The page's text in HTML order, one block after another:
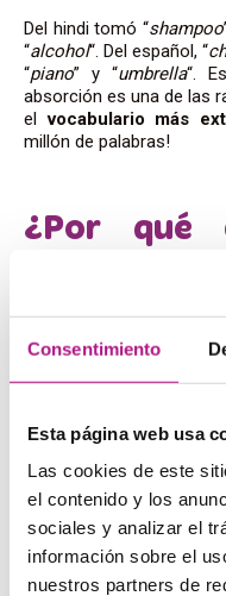
Consentimiento
Esta página web usa
Las cookies de este
el contenido y los
sociales y analizar el
información sobre el
nuestros partners de
Del hindi tomó “shampoo
“alcohol“. Del español, “
“piano” y “umbrella“.
absorción es una de las
elvocabulario más
millón de palabras!
¿Por qué
conocer
lengua
no es solo un ejercicio
puede ser de ayuda para:
Entender por qué la
muchas “excepciones”
Memorizar
origen de las palabras